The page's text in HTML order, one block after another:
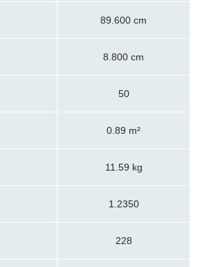
89.600 cm
8.800 cm
50
0.89 m²
11.59 kg
1.2350
228